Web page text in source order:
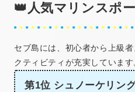
👑人気マリンスポ
セブ島には、初心者から上級
クティビティが充実しています
第1位 シュノーケリン